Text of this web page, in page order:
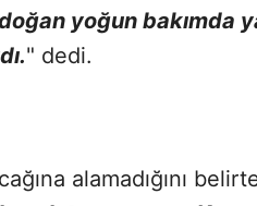
yoğun bakımda
" dedi.
alamadığını